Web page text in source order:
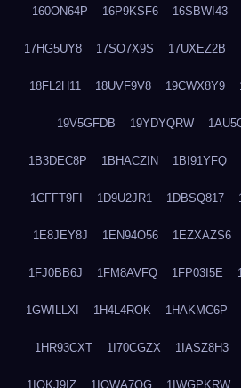
160ON64P 16P9KSF6 16SBWI43
17HG5UY8 17SO7X9S 17UXEZ2B
18FL2H11 18UVF9V8 19CWX8Y9
19V5GFDB 19YDYQRW
1B3DEC8P 1BHACZIN 1BI91YFQ
1CFFT9FI 1D9U2JR1 1DBSQ817
1E8JEY8J 1EN94O56 1EZXAZS6
1FJ0BB6J 1FM8AVFQ 1FP03I5E
1GWILLXI 1H4L4ROK 1HAKMC6P
1HR93CXT 1I70CGZX 1IASZ8H3
1IOKJ9IZ 1IOWA7OG 1IWGPKRW